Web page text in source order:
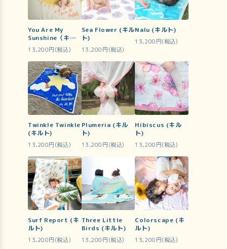
You Are My
Sunshine（キル
ト）
13,200円(税込)
Sea Flower (キル
ト)
13,200円(税込)
Nalu (キルト)
13,200円(税込)
Twinkle Twinkle
(キルト)
13,200円(税込)
Plumeria (キル
ト)
13,200円(税込)
Hibiscus (キル
ト)
13,200円(税込)
Surf Report (キ
ルト)
13,200円(税込)
Three Little
Birds (キルト)
13,200円(税込)
Colorscape (キ
ルト)
13,200円(税込)